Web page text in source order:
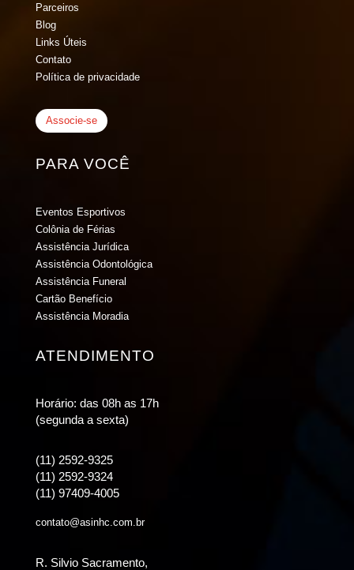
Parceiros
Blog
Links Úteis
Contato
Política de privacidade
Associe-se
PARA VOCÊ
Eventos Esportivos
Colônia de Férias
Assistência Jurídica
Assistência Odontológica
Assistência Funeral
Cartão Benefício
Assistência Moradia
ATENDIMENTO
Horário: das 08h as 17h
(segunda a sexta)
(11) 2592-9325
(11) 2592-9324
(11) 97409-4005
contato@asinhc.com.br
R. Silvio Sacramento,